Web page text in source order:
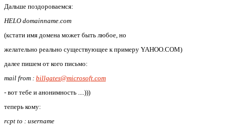
Дальше поздороваемся:
HELO domainname.com
(кстати имя домена может быть любое, но
желательно реально существующее к примеру YAHOO.COM)
далее пишем от кого письмо:
mail from : billgates@microsoft.com
- вот тебе и анонимность ....)))
теперь кому:
rcpt to : username